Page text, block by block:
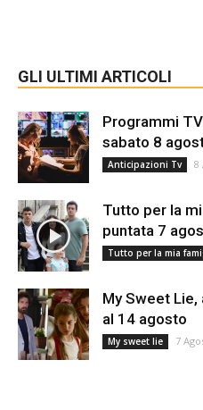
GLI ULTIMI ARTICOLI
Programmi
sabato 8
Anticipazioni Tv 8
Tutto per la
puntata 7
Tutto per la mia
My Sweet
al 14 agosto
My sweet lie 7